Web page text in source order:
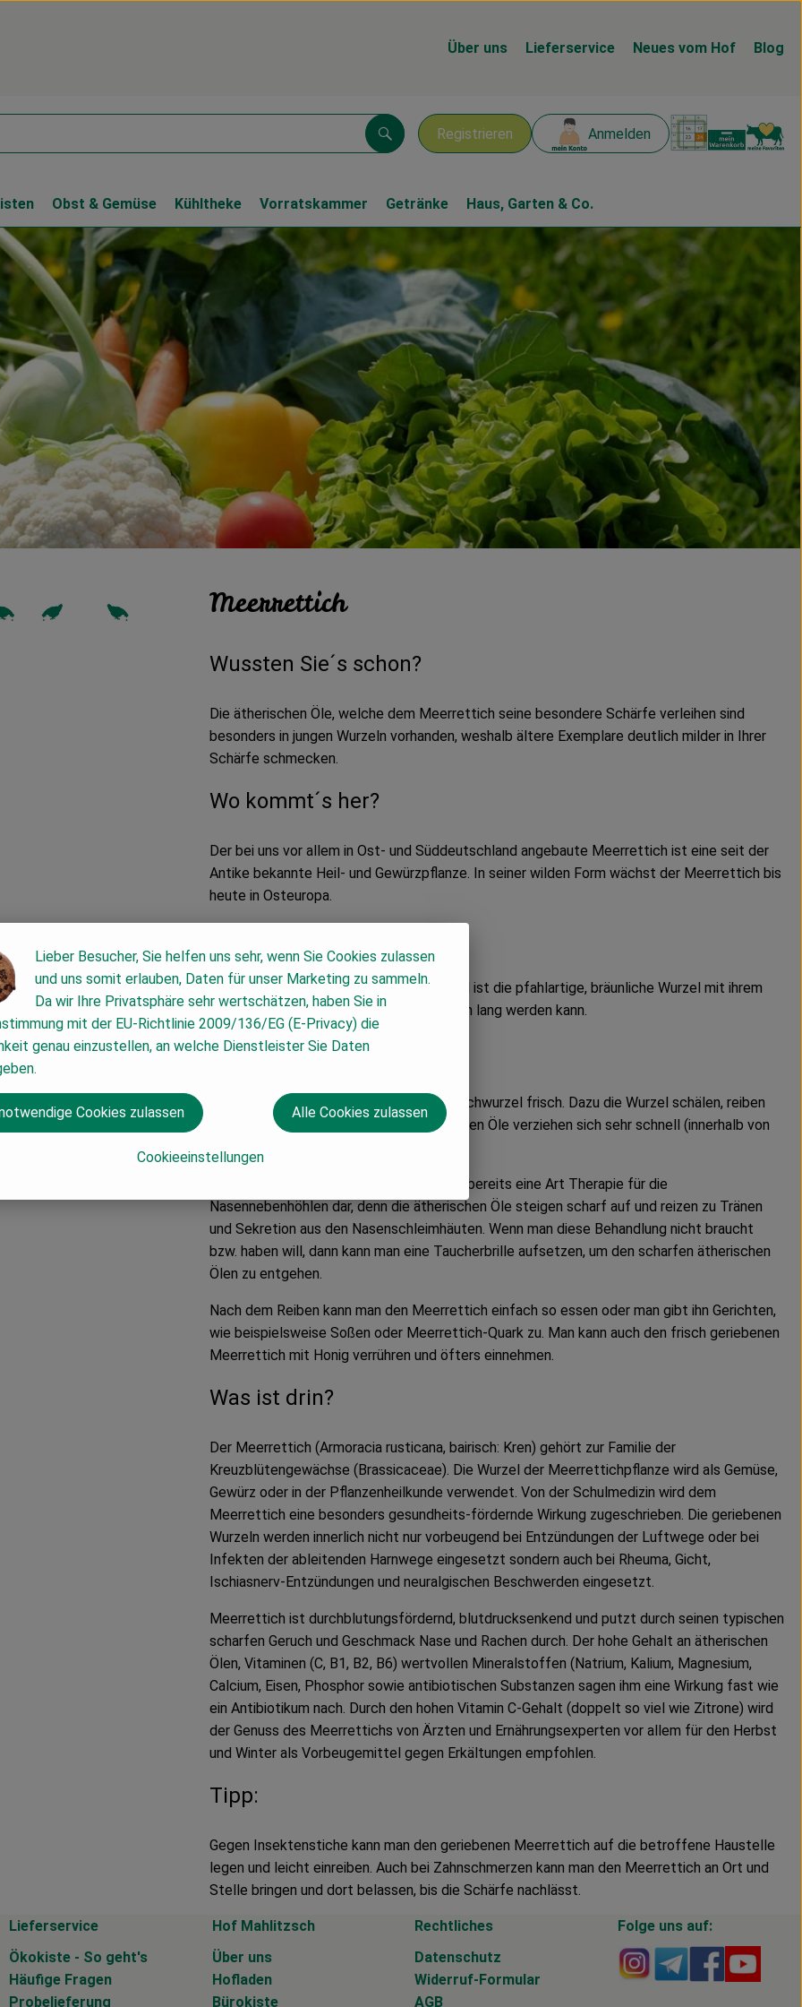
Über uns Lieferservice Neues vom Hof Blog
Registrieren Anmelden
Suchen
Obst & Gemüse Kühltheke Vorratskammer Getränke Haus, Garten & Co.
Meerrettich
Wussten Sie´s schon?
Die ätherischen Öle, welche dem Meerrettich seine besondere Schärfe verleihen sind
besonders in jungen Wurzeln vorhanden, weshalb ältere Exemplare deutlich milder in Ihrer
Schärfe schmecken.
Wo kommt´s her?
Der bei uns vor allem in Ost- und Süddeutschland angebaute Meerrettich ist eine seit der
Antike bekannte Heil- und Gewürzpflanze. In seiner wilden Form wächst der Meerrettich bis
heute in Osteuropa.
Der zum Würzen verwendete Pflanzenteil ist die pfahlartige, bräunliche Wurzel mit ihrem
weißen, holzigem Fleisch, die bis zu 60 cm lang werden kann.
Wie verwende ich´s?
Am besten verwendet man die Meerrettichwurzel frisch. Dazu die Wurzel schälen, reiben
und sofort verwenden, denn die ätherischen Öle verziehen sich sehr schnell (innerhalb von
einer guten Viertelstunde).
Das Reiben der Meerrettichwurzel stellt bereits eine Art Therapie für die
Nasennebenhöhlen dar, denn die ätherischen Öle steigen scharf auf und reizen zu Tränen
und Sekretion aus den Nasenschleimhäuten. Wenn man diese Behandlung nicht braucht
bzw. haben will, dann kann man eine Taucherbrille aufsetzen, um den scharfen ätherischen
Ölen zu entgehen.
Nach dem Reiben kann man den Meerrettich einfach so essen oder man gibt ihn Gerichten,
wie beispielsweise Soßen oder Meerrettich-Quark zu. Man kann auch den frisch geriebenen
Meerrettich mit Honig verrühren und öfters einnehmen.
Was ist drin?
Der Meerrettich (Armoracia rusticana, bairisch: Kren) gehört zur Familie der
Kreuzblütengewächse (Brassicaceae). Die Wurzel der Meerrettichpflanze wird als Gemüse,
Gewürz oder in der Pflanzenheilkunde verwendet. Von der Schulmedizin wird dem
Meerrettich eine besonders gesundheits-fördernde Wirkung zugeschrieben. Die geriebenen
Wurzeln werden innerlich nicht nur vorbeugend bei Entzündungen der Luftwege oder bei
Infekten der ableitenden Harnwege eingesetzt sondern auch bei Rheuma, Gicht,
Ischiasnerv-Entzündungen und neuralgischen Beschwerden eingesetzt.
Meerrettich ist durchblutungsfördernd, blutdrucksenkend und putzt durch seinen typischen
scharfen Geruch und Geschmack Nase und Rachen durch. Der hohe Gehalt an ätherischen
Ölen, Vitaminen (C, B1, B2, B6) wertvollen Mineralstoffen (Natrium, Kalium, Magnesium,
Calcium, Eisen, Phosphor sowie antibiotischen Substanzen sagen ihm eine Wirkung fast wie
ein Antibiotikum nach. Durch den hohen Vitamin C-Gehalt (doppelt so viel wie Zitrone) wird
der Genuss des Meerrettichs von Ärzten und Ernährungsexperten vor allem für den Herbst
und Winter als Vorbeugemittel gegen Erkältungen empfohlen.
Tipp:
Gegen Insektenstiche kann man den geriebenen Meerrettich auf die betroffene Haustelle
legen und leicht einreiben. Auch bei Zahnschmerzen kann man den Meerrettich an Ort und
Stelle bringen und dort belassen, bis die Schärfe nachlässt.
Lieferservice
Ökokiste - So geht's
Häufige Fragen
Probelieferung
Hof Mahlitzsch
Über uns
Hofladen
Bürokiste
Rechtliches
Datenschutz
Widerruf-Formular
AGB
Folge uns auf:
Externer Link zu
Externer Link
Externer
Lieber Besucher, Sie helfen uns sehr, wenn Sie Cookies zulassen
und uns somit erlauben, Daten für unser Marketing zu sammeln.
Da wir Ihre Privatsphäre sehr wertschätzen, haben Sie in
mit der EU-Richtlinie 2009/136/EG (E-Privacy) die
genau einzustellen, an welche Dienstleister Sie Daten
Cookieeinstellungen
Cookies zulassen Alle Cookies zulassen